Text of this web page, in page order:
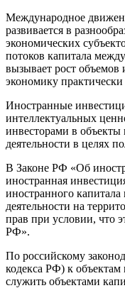
Международное
развивается в
экономических
потоков капитала
вызывает рост
экономику практически
Иностранные
интеллектуальных
инвесторами в объекты
деятельности в целях
В Законе РФ «Об
иностранная
иностранного
деятельности на
прав при условии, что
РФ».
По российскому
кодекса РФ) к объектам
служить объектами